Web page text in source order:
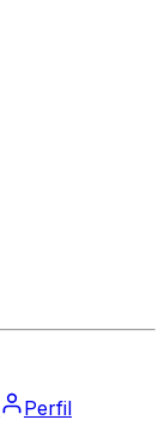
Perfil